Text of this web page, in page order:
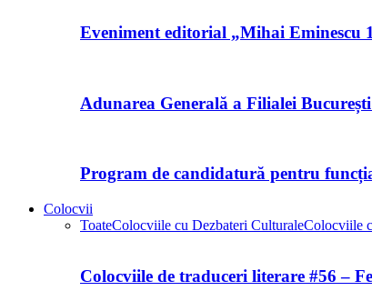
Eveniment editorial „Mihai Eminescu
Adunarea Generală a Filialei
Program de candidatură pentru
Colocvii
ToateColocviile cu Dezbateri CulturaleColocviile
Colocviile de traduceri literare #56 –